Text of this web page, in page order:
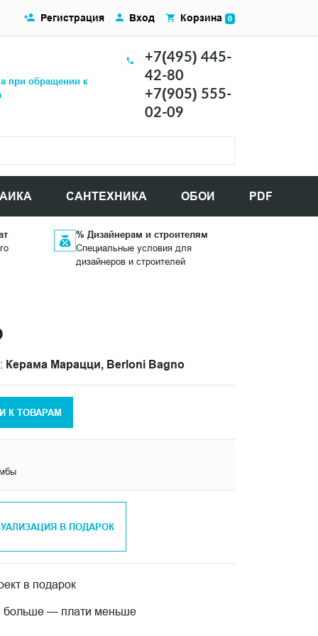
при обращении к
+7(495) 445-
42-80
+7(905) 555-
02-09
САНТЕХНИКА ОБОИ PDF
Регистрация Вход Корзина 0
% Дизайнерам и строителям
Специальные условия для
дизайнеров и строителей
Керама Марацци, Berloni Bagno
К ТОВАРАМ
В ПОДАРОК
в подарок
больше — плати меньше